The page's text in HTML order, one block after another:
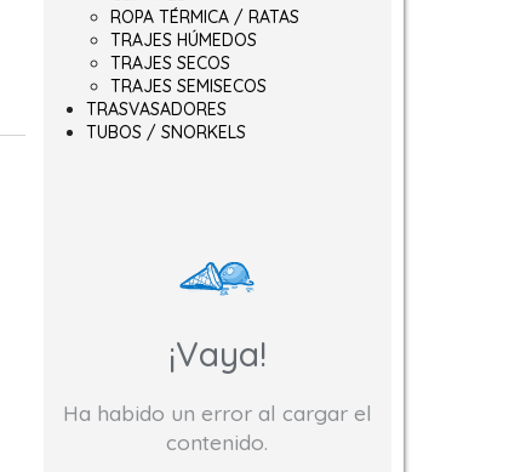
ROPA TÉRMICA / RATAS
TRAJES HÚMEDOS
TRAJES SECOS
TRAJES SEMISECOS
TRASVASADORES
TUBOS / SNORKELS
¡Vaya!
Ha habido un error al cargar el
contenido.